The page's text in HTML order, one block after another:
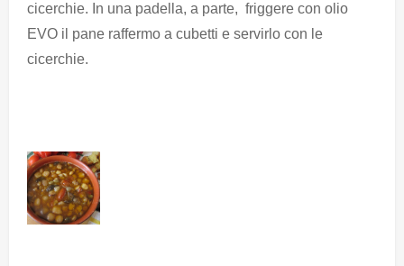
cicerchie. In una padella, a parte, friggere con olio
EVO il pane raffermo a cubetti e servirlo con le
cicerchie.